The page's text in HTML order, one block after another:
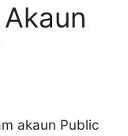
akaun Public